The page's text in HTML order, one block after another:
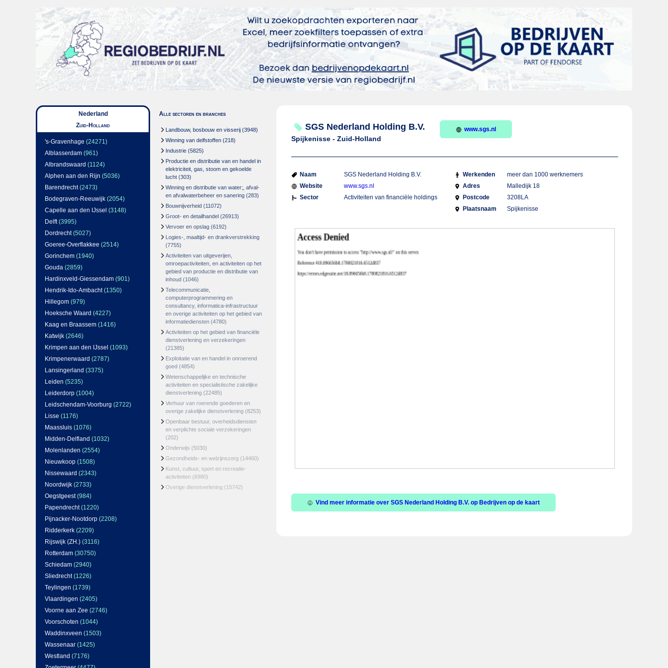
Nederland
Zuid-Holland
's-Gravenhage (24271)
Alblasserdam (961)
Albrandswaard (1124)
Alphen aan den Rijn (5036)
Barendrecht(2473)
Bodegraven-Reeuwijk (2054)
Capelle aan den IJssel (3148)
Delft(3995)
Dordrecht(5027)
Goeree-Overflakkee (2514)
Gorinchem (1940)
Gouda (2859)
Hardinxveld-Giessendam (901)
Hendrik-Ido-Ambacht(1350)
Hillegom (979)
Hoeksche Waard (4227)
Kaag en Braassem (1416)
Katwijk (2646)
Krimpen aan den IJssel (1093)
Krimpenerwaard (2787)
Lansingerland (3375)
Leiden (5235)
Leiderdorp (1004)
Leidschendam-Voorburg (2722)
Lisse (1176)
Maassluis (1076)
Midden-Delfland (1032)
Molenlanden (2554)
Nieuwkoop (1508)
Nissewaard (2343)
Noordwijk (2733)
Oegstgeest(984)
Papendrecht(1220)
Pijnacker-Nootdorp (2208)
Ridderkerk (2209)
Rijswijk (ZH.) (3116)
Rotterdam (30750)
Schiedam (2940)
Sliedrecht(1226)
Teylingen (1739)
Vlaardingen (2405)
Voorne aan Zee (2746)
Voorschoten (1044)
Waddinxveen (1503)
Wassenaar (1425)
Westland (7176)
Alle sectoren en branches
Landbouw, bosbouw en visserij (3948)
Winning van delfstoffen (218)
Industrie (5825)
Productie en distributie van en handel in
elektriciteit, gas, stoom en gekoelde
lucht (303)
Winning en distributie van water;, afval-
en afvalwaterbeheer en sanering (283)
Bouwnijverheid (11072)
Groot- en detailhandel (26913)
Vervoer en opslag (6192)
Logies-, maaltijd- en drankverstrekking
(7755)
Activiteiten van uitgeverijen,
omroepactiviteiten, en activiteiten op het
gebied van productie en distributie van
inhoud (1046)
Telecommunicatie,
computerprogrammering en
consultancy, informatica-infrastructuur
en overige activiteiten op het gebied van
informatiediensten (4780)
Activiteiten op het gebied van financiële
dienstverlening en verzekeringen
(21385)
Exploitatie van en handel in onroerend
goed (4854)
Wetenschappelijke en technische
activiteiten en specialistische zakelijke
dienstverlening (22485)
Verhuur van roerende goederen en
overige zakelijke dienstverlening (8253)
Openbaar bestuur, overheidsdiensten
en verplichte sociale verzekeringen
(202)
Onderwijs (5030)
Gezondheids- en welzijnszorg (14460)
Kunst, cultuur, sport en recreatie-
activiteiten (6980)
Overige dienstverlening (15742)
SGS Nederland Holding B.V.
Spijkenisse - Zuid-Holland
www.sgs.nl
Naam
SGS Nederland Holding B.V.
Website
www.sgs.nl
Sector
Activiteiten van financiële holdings
Werkenden
meer dan 1000 werknemers
Adres
Malledijk 18
Postcode
3208LA
Plaatsnaam
Spijkenisse
Vind meer informatie over SGS Nederland Holding B.V. op Bedrijven op de kaart